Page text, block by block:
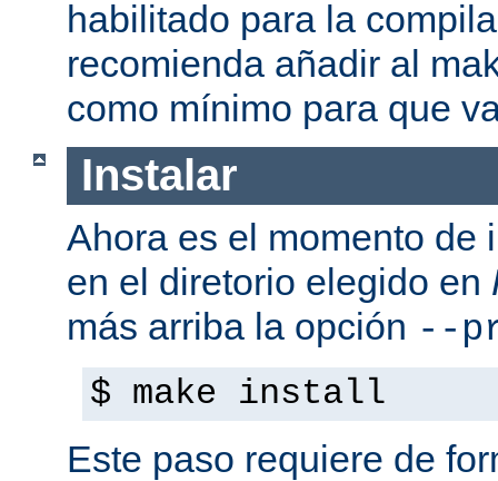
habilitado para la
recomienda añadir al
como mínimo para que
Instalar
Ahora es el momento de
en el diretorio elegido en
más arriba la opción --
$ make install
Este paso requiere de